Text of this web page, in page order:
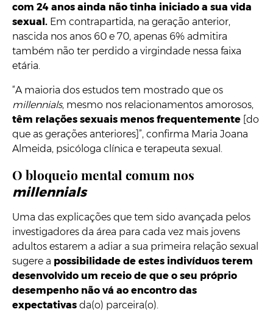
com 24 anos ainda não tinha iniciado a sua vida
sexual. Em contrapartida, na geração anterior,
nascida nos anos 60 e 70, apenas 6% admitira
também não ter perdido a virgindade nessa faixa
etária.
“A maioria dos estudos tem mostrado que os
millennials, mesmo nos relacionamentos amorosos,
têm relações sexuais menos frequentemente [do
que as gerações anteriores]”, confirma Maria Joana
Almeida, psicóloga clínica e terapeuta sexual.
O bloqueio mental comum nos
millennials
Uma das explicações que tem sido avançada pelos
investigadores da área para cada vez mais jovens
adultos estarem a adiar a sua primeira relação sexual
sugere a possibilidade de estes indivíduos terem
desenvolvido um receio de que o seu próprio
desempenho não vá ao encontro das
expectativas da(o) parceira(o).